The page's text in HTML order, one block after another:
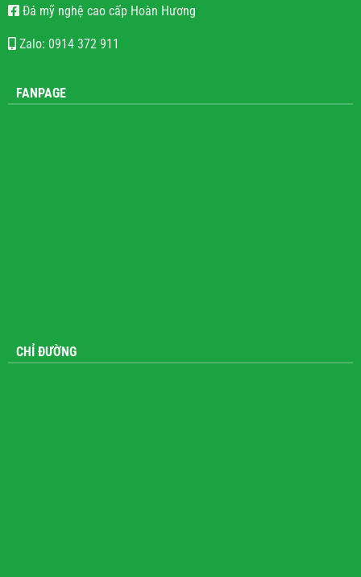
Đá mỹ nghệ cao cấp Hoàn Hương
Zalo: 0914 372 911
FANPAGE
CHỈ ĐƯỜNG